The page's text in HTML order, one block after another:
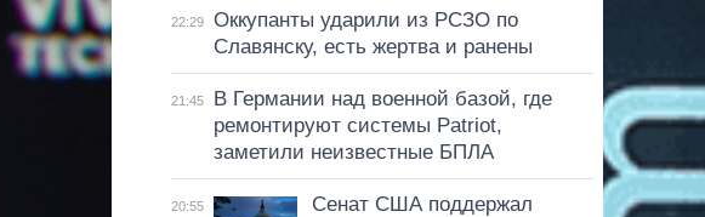
22:29
Оккупанты ударили из РСЗО по
Славянску, есть жертва и ранены
21:45
В Германии над военной базой, где
ремонтируют системы Patriot,
заметили неизвестные БПЛА
20:55
Сенат США поддержал